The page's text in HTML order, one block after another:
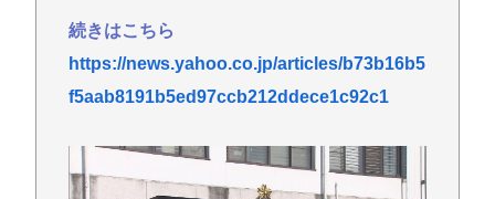
続きはこちら
https://news.yahoo.co.jp/articles/b73b16b5
f5aab8191b5ed97ccb212ddece1c92c1